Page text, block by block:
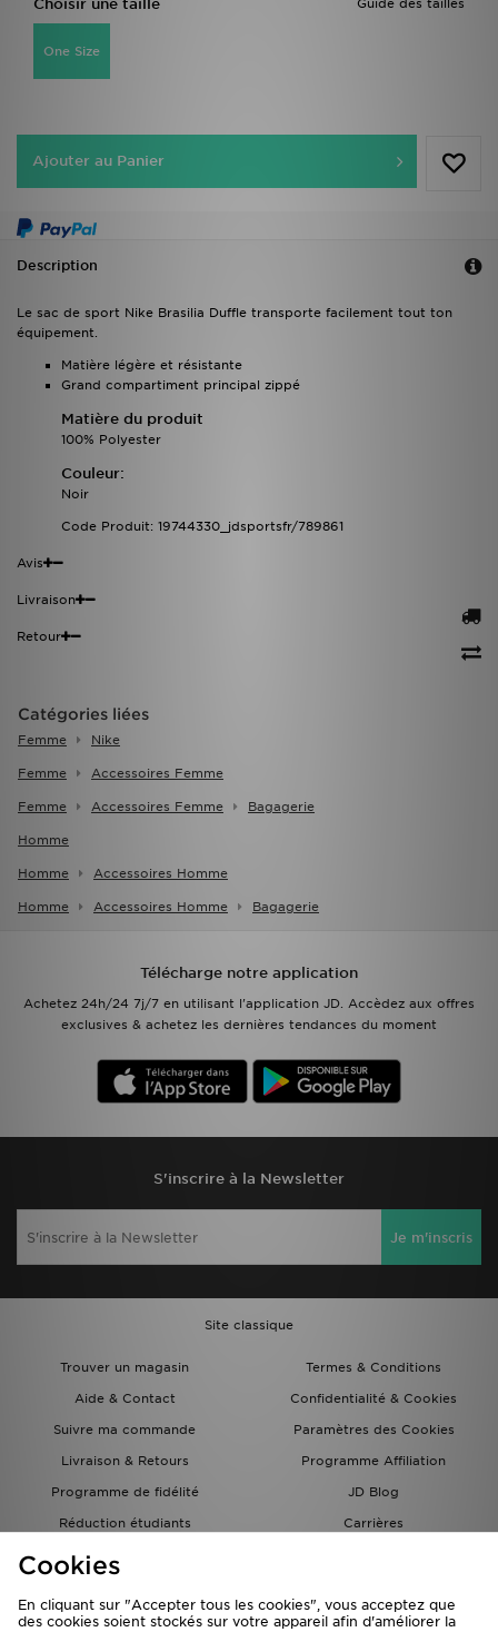
Guide des tailles
Choisir une taille
One Size
Ajouter au Panier
Description
Le sac de sport Nike Brasilia Duffle transporte facilement tout ton
équipement.
Matière légère et résistante
Grand compartiment principal zippé
Matière du produit
100% Polyester
Couleur:
Noir
Code Produit: 19744330_jdsportsfr/789861
Avis
Livraison
Retour
Catégories liées
Femme Nike
Femme Accessoires Femme
Femme Accessoires Femme Bagagerie
Homme
Homme Accessoires Homme
Homme Accessoires Homme Bagagerie
Télécharge notre application
Achetez 24h/24 7j/7 en utilisant l'application JD. Accèdez aux offres
exclusives & achetez les dernières tendances du moment
S'inscrire à la Newsletter
Je m'inscris
Site classique
Trouver un magasin
Termes & Conditions
Aide & Contact
Confidentialité & Cookies
Suivre ma commande
Paramètres des Cookies
Livraison & Retours
Programme Affiliation
Programme de fidélité
JD Blog
Réduction étudiants
Carrières
Carte Cadeau
Cookies
En cliquant sur "Accepter tous les cookies", vous acceptez que
des cookies soient stockés sur votre appareil afin d'améliorer la